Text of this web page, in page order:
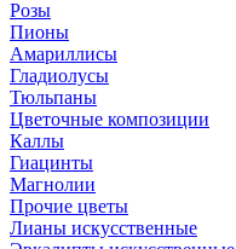
Розы
Пионы
Амариллисы
Гладиолусы
Тюльпаны
Цветочные композиции
Каллы
Гиацинты
Магнолии
Прочие цветы
Лианы искусственные